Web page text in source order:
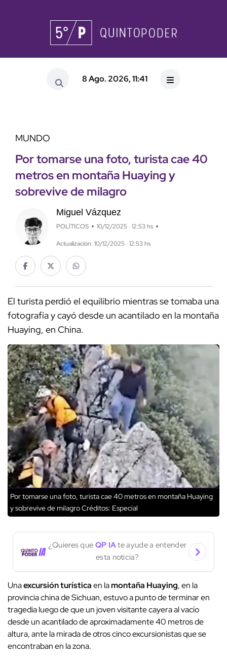
8 Ago. 2026, 11:41
MUNDO
Por tomarse una foto, turista cae 40
metros en montaña Huaying y
sobrevive de milagro
Miguel Vázquez
POLÍTICOS 10/12/2025 · 12:53 hs
Actualización: 10/12/2025 · 12:53 hs
El turista perdió el equilibrio mientras se tomaba una
fotografía y cayó desde un acantilado en la montaña
Huaying, en China.
Por tomarse una foto, turista cae 40 metros en montaña Huaying
y sobrevive de milagroCréditos: Especial
¿Quieres que QP IAte ayude a entender
esta noticia?
Unaexcursión turísticaen lamontaña Huaying, en la
provincia china de Sichuan, estuvo a punto de terminar en
tragedia luego de que un joven visitante cayera al vacío
desde un acantilado de aproximadamente 40 metros de
altura, ante la mirada de otros cinco excursionistas que se
encontraban en la zona.